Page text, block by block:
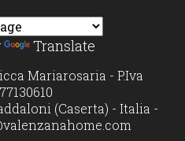
Translate
Mariarosaria - P.Iva
(Caserta) - Italia -